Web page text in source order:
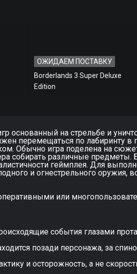
ОЖИДАЕМ ПОСТАВКУ
Borderlands 3 Super Deluxe
Edition
основанный на стрельбе и
перемещаться по лабиринту в
Обычно игра поделена на
собирать различные предметы.
геймплея. Для
и огнестрельного оружия,
или
события глазами
позади персонажа, за
и осторожность, а не